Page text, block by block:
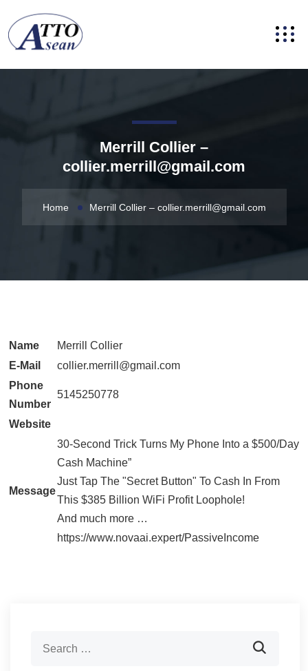
Merrill Collier –
collier.merrill@gmail.com
Home Merrill Collier – collier.merrill@gmail.com
Name
Merrill Collier
E-Mail
collier.merrill@gmail.com
Phone
Number
5145250778
Website
Message
30-Second Trick Turns My Phone Into a $500/Day
Cash Machine”
Just Tap The "Secret Button" To Cash In From
This $385 Billion WiFi Profit Loophole!
And much more …
https://www.novaai.expert/PassiveIncome